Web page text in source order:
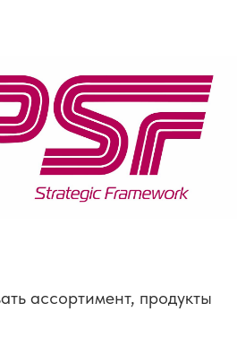
ассортимент, продукты